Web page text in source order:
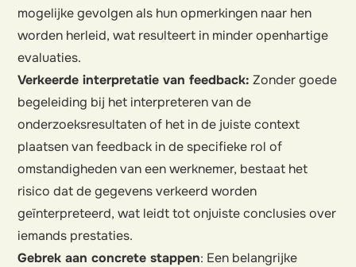
mogelijke gevolgen als hun opmerkingen naar hen
worden herleid, wat resulteert in minder openhartige
evaluaties.
Verkeerde interpretatie van feedback: Zonder goede
begeleiding bij het interpreteren van de
onderzoeksresultaten of het in de juiste context
plaatsen van feedback in de specifieke rol of
omstandigheden van een werknemer, bestaat het
risico dat de gegevens verkeerd worden
geïnterpreteerd, wat leidt tot onjuiste conclusies over
iemands prestaties.
Gebrek aan concrete stappen: Een belangrijke